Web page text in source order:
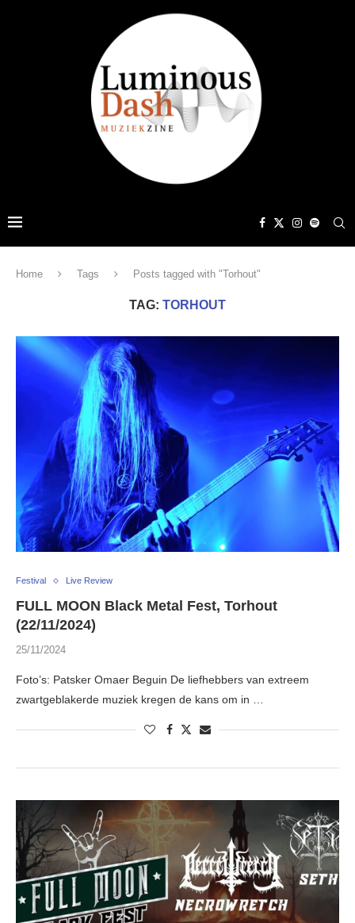
Home Tags Posts tagged with "Torhout"
TAG: TORHOUT
Festival Live Review
FULL MOON Black Metal Fest, Torhout
(22/11/2024)
25/11/2024
Foto’s: Patsker Omaer Beguin De liefhebbers van extreem
zwartgeblakerde muziek kregen de kans om in …